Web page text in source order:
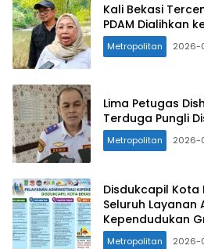
Kali Bekasi
PDAM Dialihkan
Metropolitan 2026-
Lima Petugas
Terduga Pungli
Metropolitan 2026-
Disdukcapil Kota
Seluruh Layanan
Kependudukan
Metropolitan 2026-